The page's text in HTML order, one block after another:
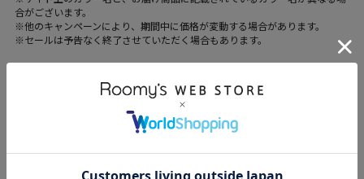
合がございます。
※他のキャンペーンにより、期間中に価格が変動する場合があります。
※セールは予告なく終了させていただく場合もあります。
SPIRALGIRL
綿-100%